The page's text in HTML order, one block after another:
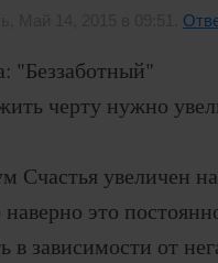
"Беззаботный"
черту нужно
увеличен
это
в зависимости от